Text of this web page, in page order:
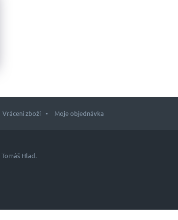
Vrácení zboží Moje objednávka
Tomáš Hlad.